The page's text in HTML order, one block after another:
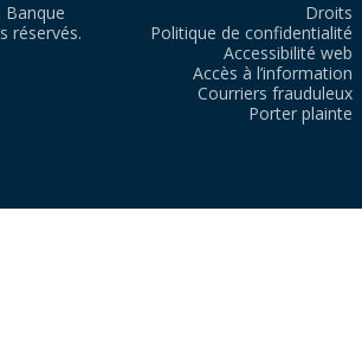
réservés.
Droits
Politique de confidentialité
Accessibilité web
Accès à l’information
Courriers frauduleux
Porter plainte